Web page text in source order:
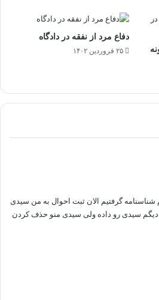
دفاع مرد از نفقه در دادگاه
۲۵ فروردین ۱۴۰۲
شناسنامه گرفتیم الان ثبت احوال به من سیدی
دیگم سیدی رو داده ولی سیدی منو حذف کردن